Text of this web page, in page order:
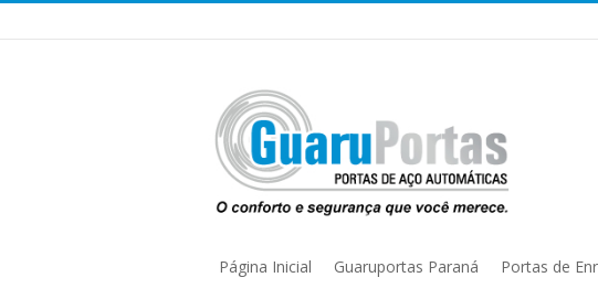
Página Inicial Guaruportas Paraná Portas de